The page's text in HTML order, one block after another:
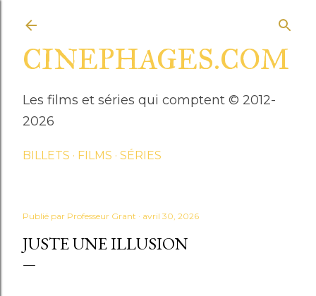
CINEPHAGES.COM
Les films et séries qui comptent © 2012-
2026
BILLETS FILMS SÉRIES
Publié par Professeur Grant avril 30, 2026
JUSTE UNE ILLUSION